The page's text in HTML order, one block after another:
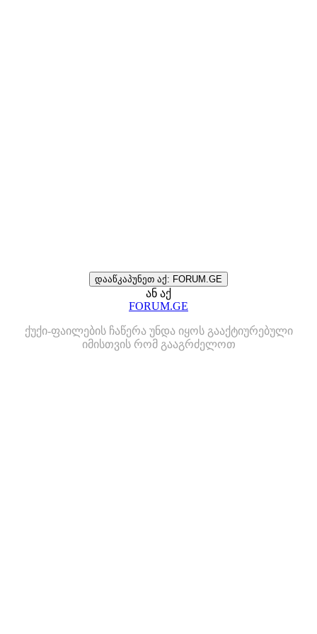
დააწკაპუნეთ აქ: FORUM.GE
ან აქ
FORUM.GE
ქუქი-ფაილების ჩაწერა უნდა იყოს გააქტიურებული
იმისთვის რომ გააგრძელოთ